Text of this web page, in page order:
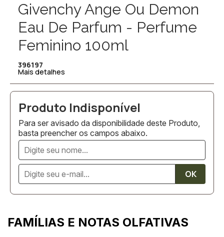
Givenchy Ange Ou Demon
Eau De Parfum - Perfume
Feminino 100ml
396197
Mais detalhes
Para ser avisado da disponibilidade deste Produto,
basta preencher os campos abaixo.
FAMÍLIAS E NOTAS OLFATIVAS